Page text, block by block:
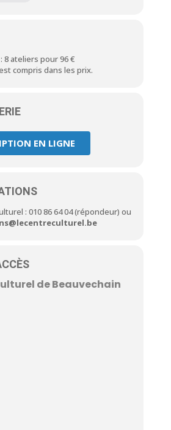
: 8 ateliers pour 96 €
compris dans les prix.
EN LIGNE
: 010 86 64 04 (répondeur) ou
de Beauvechain